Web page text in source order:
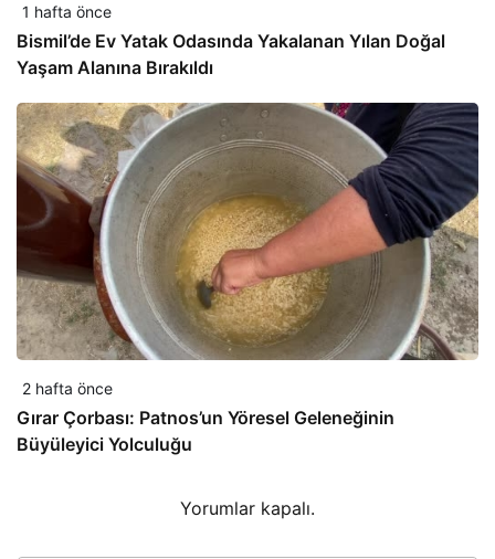
1 hafta önce
Bismil’de Ev Yatak Odasında Yakalanan Yılan Doğal
Yaşam Alanına Bırakıldı
2 hafta önce
Gırar Çorbası: Patnos’un Yöresel Geleneğinin
Büyüleyici Yolculuğu
Yorumlar kapalı.